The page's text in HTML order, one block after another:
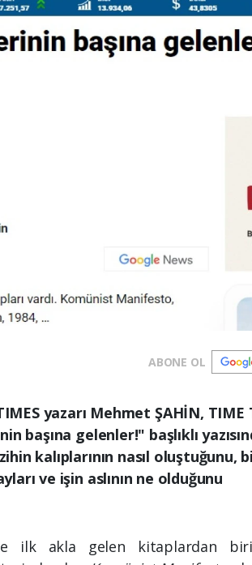
ABONE OL
yazarı Mehmet ŞAHİN, TIME
başına gelenler!" başlıklı
kalıplarının nasıl oluştuğunu,
ve işin aslının ne olduğunu
ilk akla gelen kitaplardan